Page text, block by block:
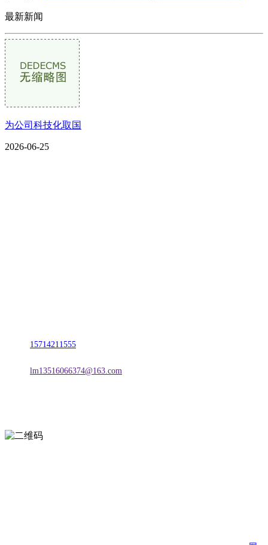
最新新闻
为公司科技化取国
2026-06-25
15714211555
lm13516066374@163.com